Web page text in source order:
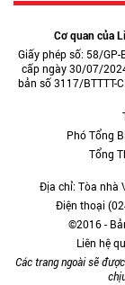
Cơ quan của
Giấy phép số: 58/
cấp ngày 30/07/
bản số 3117/BTTTT-
Phó Tổng
Tổng
Địa chỉ: Tòa nhà
Điện thoại
©2016 -
Liên hệ
Các trang ngoài sẽ